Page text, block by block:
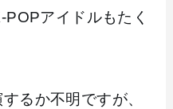
アイドルもたく
るか不明ですが、